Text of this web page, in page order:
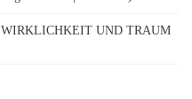
UND TRAUM